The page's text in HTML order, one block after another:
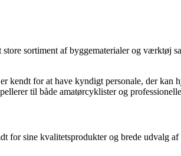
sortiment af byggematerialer og værktøj
kendt for at have kyndigt personale, der
til både amatørcyklister og
for sine kvalitetsprodukter og brede udvalg